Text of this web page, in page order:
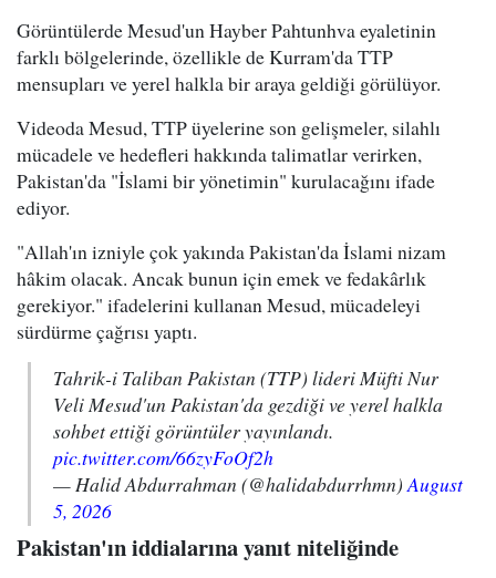
Görüntülerde Mesud'un Hayber Pahtunhva eyaletinin
farklı bölgelerinde, özellikle de Kurram'da TTP
mensupları ve yerel halkla bir araya geldiği görülüyor.
Videoda Mesud, TTP üyelerine son gelişmeler, silahlı
mücadele ve hedefleri hakkında talimatlar verirken,
Pakistan'da "İslami bir yönetimin" kurulacağını ifade
ediyor.
"Allah'ın izniyle çok yakında Pakistan'da İslami nizam
hâkim olacak. Ancak bunun için emek ve fedakârlık
gerekiyor." ifadelerini kullanan Mesud, mücadeleyi
sürdürme çağrısı yaptı.
Tahrik-i Taliban Pakistan (TTP) lideri Müfti Nur
Veli Mesud'un Pakistan'da gezdiği ve yerel halkla
sohbet ettiği görüntüler yayınlandı.
pic.twitter.com/66zyFoOf2h
— Halid Abdurrahman (@halidabdurrhmn) August
5, 2026
Pakistan'ın iddialarına yanıt niteliğinde